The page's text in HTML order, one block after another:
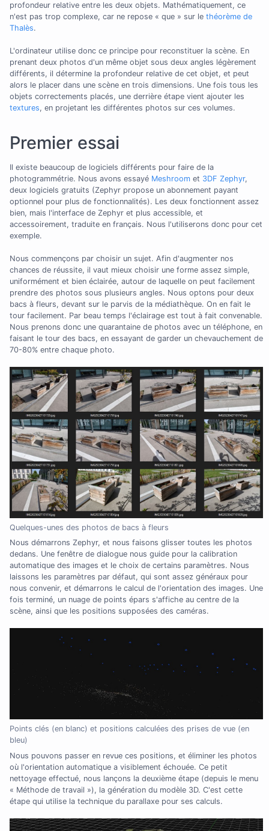
profondeur relative entre les deux objets. Mathématiquement, ce
n'est pas trop complexe, car ne repose « que » sur le théorème de
Thalès.
L'ordinateur utilise donc ce principe pour reconstituer la scène. En
prenant deux photos d'un même objet sous deux angles légèrement
différents, il détermine la profondeur relative de cet objet, et peut
alors le placer dans une scène en trois dimensions. Une fois tous les
objets correctements placés, une derrière étape vient ajouter les
textures, en projetant les différentes photos sur ces volumes.
Premier essai
Il existe beaucoup de logiciels différents pour faire de la
photogrammétrie. Nous avons essayé Meshroom et 3DF Zephyr,
deux logiciels gratuits (Zephyr propose un abonnement payant
optionnel pour plus de fonctionnalités). Les deux fonctionnent assez
bien, mais l'interface de Zephyr et plus accessible, et
accessoirement, traduite en français. Nous l'utiliserons donc pour cet
exemple.
Nous commençons par choisir un sujet. Afin d'augmenter nos
chances de réussite, il vaut mieux choisir une forme assez simple,
uniformément et bien éclairée, autour de laquelle on peut facilement
prendre des photos sous plusieurs angles. Nous optons pour deux
bacs à fleurs, devant sur le parvis de la médiathèque. On en fait le
tour facilement. Par beau temps l'éclairage est tout à fait convenable.
Nous prenons donc une quarantaine de photos avec un téléphone, en
faisant le tour des bacs, en essayant de garder un chevauchement de
70-80% entre chaque photo.
Quelques-unes des photos de bacs à fleurs
Nous démarrons Zephyr, et nous faisons glisser toutes les photos
dedans. Une fenêtre de dialogue nous guide pour la calibration
automatique des images et le choix de certains paramètres. Nous
laissons les paramètres par défaut, qui sont assez généraux pour
nous convenir, et démarrons le calcul de l'orientation des images. Une
fois terminé, un nuage de points épars s'affiche au centre de la
scène, ainsi que les positions supposées des caméras.
Points clés (en blanc) et positions calculées des prises de vue (en
bleu)
Nous pouvons passer en revue ces positions, et éliminer les photos
où l'orientation automatique a visiblement échouée. Ce petit
nettoyage effectué, nous lançons la deuxième étape (depuis le menu
« Méthode de travail »), la génération du modèle 3D. C'est cette
étape qui utilise la technique du parallaxe pour ses calculs.